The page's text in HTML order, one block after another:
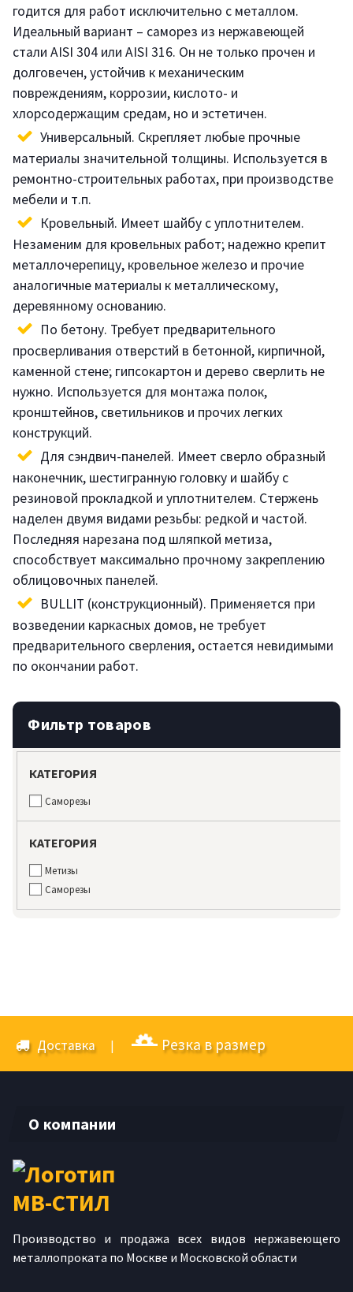
годится для работ исключительно с металлом.
Идеальный вариант – саморез из нержавеющей
стали AISI 304 или AISI 316. Он не только прочен и
долговечен, устойчив к механическим
повреждениям, коррозии, кислото- и
хлорсодержащим средам, но и эстетичен.
Универсальный. Скрепляет любые прочные
материалы значительной толщины. Используется в
ремонтно-строительных работах, при производстве
мебели и т.п.
Кровельный. Имеет шайбу с уплотнителем.
Незаменим для кровельных работ; надежно крепит
металлочерепицу, кровельное железо и прочие
аналогичные материалы к металлическому,
деревянному основанию.
По бетону. Требует предварительного
просверливания отверстий в бетонной, кирпичной,
каменной стене; гипсокартон и дерево сверлить не
нужно. Используется для монтажа полок,
кронштейнов, светильников и прочих легких
конструкций.
Для сэндвич-панелей. Имеет сверло образный
наконечник, шестигранную головку и шайбу с
резиновой прокладкой и уплотнителем. Стержень
наделен двумя видами резьбы: редкой и частой.
Последняя нарезана под шляпкой метиза,
способствует максимально прочному закреплению
облицовочных панелей.
BULLIT (конструкционный). Применяется при
возведении каркасных домов, не требует
предварительного сверления, остается невидимыми
по окончании работ.
Фильтр товаров
КАТЕГОРИЯ
Саморезы
КАТЕГОРИЯ
Метизы
Саморезы
Доставка| Резка в размер
О компании
Производство и продажа всех видов нержавеющего
металлопроката по Москве и Московской области